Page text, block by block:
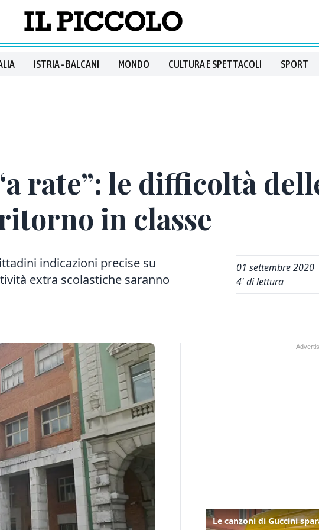
ISTRIA - BALCANI MONDO CULTURA E SPETTACOLI SPORT
rate”: le difficoltà
in classe
indicazioni precise su
extra scolastiche saranno
01 settembre 2020
4' di lettura